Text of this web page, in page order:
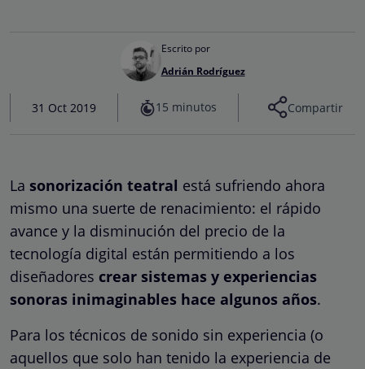
Escrito por
Adrián Rodríguez
31 Oct 2019 15 minutos Compartir
La sonorización teatral está sufriendo ahora
mismo una suerte de renacimiento: el rápido
avance y la disminución del precio de la
tecnología digital están permitiendo a los
diseñadores crear sistemas y experiencias
sonoras inimaginables hace algunos años.
Para los técnicos de sonido sin experiencia (o
aquellos que solo han tenido la experiencia de